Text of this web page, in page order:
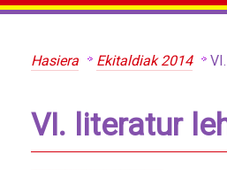
Hasiera Ekitaldiak 2014
VI. literatur